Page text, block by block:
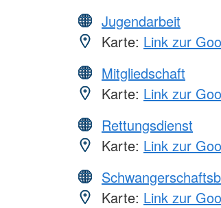
Jugendarbeit
Karte: Link zur
Mitgliedschaft
Karte: Link zur
Rettungsdienst
Karte: Link zur
Karte: Link zur